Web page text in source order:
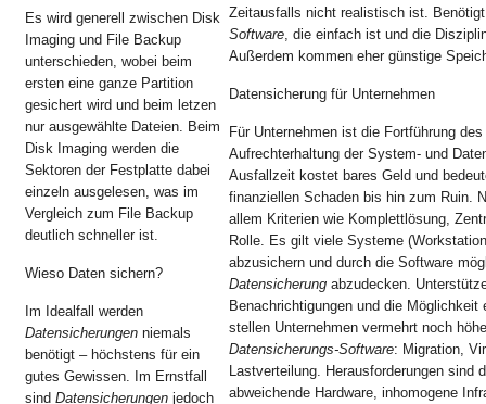
Es wird generell zwischen Disk
Imaging und File Backup
unterschieden, wobei beim
ersten eine ganze Partition
gesichert wird und beim letzen
nur ausgewählte Dateien. Beim
Disk Imaging werden die
Sektoren der Festplatte dabei
einzeln ausgelesen, was im
Vergleich zum File Backup
deutlich schneller ist.
Wieso Daten sichern?
Im Idealfall werden
Datensicherungen niemals
benötigt – höchstens für ein
gutes Gewissen. Im Ernstfall
sind Datensicherungen jedoch
Zeitausfalls nicht realistisch ist.
Software, die einfach ist und die
Außerdem kommen eher günstige
Datensicherung für Unternehmen
Für Unternehmen ist die Fortführung
Aufrechterhaltung der System- und
Ausfallzeit kostet bares Geld und
finanziellen Schaden bis hin zum Ruin.
allem Kriterien wie Komplettlösung,
Rolle. Es gilt viele Systeme
abzusichern und durch die Software
Datensicherung abzudecken.
Benachrichtigungen und die Möglichkeit
stellen Unternehmen vermehrt noch
Datensicherungs-Software: Migration,
Lastverteilung. Herausforderungen sind
abweichende Hardware, inhomogene